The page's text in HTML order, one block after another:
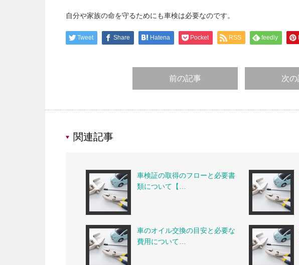
自分や家族の命を守るためにも車検は必要なのです。
Tweet Share Hatena Pocket RSS feedly
前の記事 次
関連記事
車検証の取得のフローと必要書
類について【…
車のオイル交換の目安と必要な
費用について…